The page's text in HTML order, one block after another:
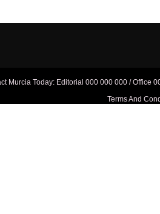
Murcia Today: Editorial 000 000 000 / Office
Terms And